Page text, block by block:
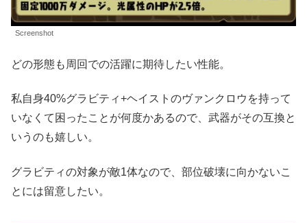
Screenshot
どの形態も周回での活躍に期待したい性能。
私自身40%グラビティ+ヘイストのヴァンクロウを持って
いなくて困ったことが何度かあるので、武器がその互換と
いうのも嬉しい。
グラビティの対象が敵1体なので、部位破壊に向かないこ
とには留意したい。